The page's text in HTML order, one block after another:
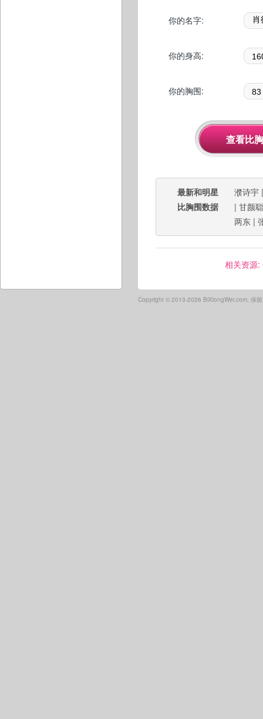
你的名字:
你的身高:
你的胸围:
最新和明星
比胸围数据
濮诗宇
| 甘颜聪
两东 |
相关资源:
Copyright © 2013-2026 BiXiongWei.com, 保